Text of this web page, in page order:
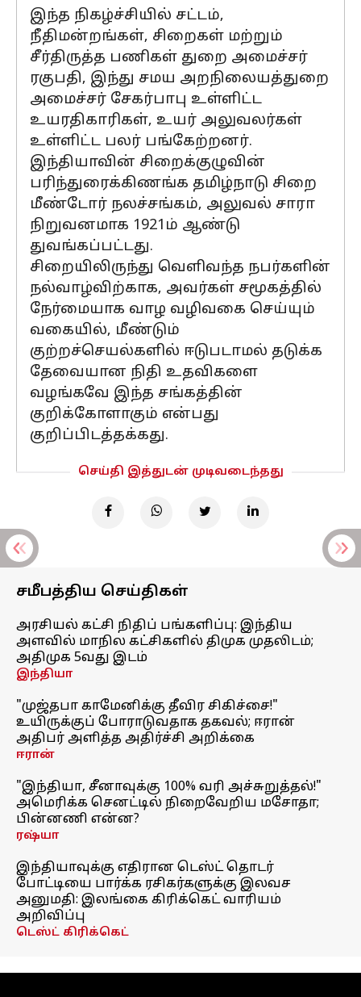
இந்த நிகழ்ச்சியில் சட்டம்,
நீதிமன்றங்கள், சிறைகள் மற்றும்
சீர்திருத்த பணிகள் துறை அமைச்சர்
ரகுபதி, இந்து சமய அறநிலையத்துறை
அமைச்சர் சேகர்பாபு உள்ளிட்ட
உயரதிகாரிகள், உயர் அலுவலர்கள்
உள்ளிட்ட பலர் பங்கேற்றனர்.
இந்தியாவின் சிறைக்குழுவின்
பரிந்துரைக்கிணங்க தமிழ்நாடு சிறை
மீண்டோர் நலச்சங்கம், அலுவல் சாரா
நிறுவனமாக 1921ம் ஆண்டு
துவங்கப்பட்டது.
சிறையிலிருந்து வெளிவந்த நபர்களின்
நல்வாழ்விற்காக, அவர்கள் சமூகத்தில்
நேர்மையாக வாழ வழிவகை செய்யும்
வகையில், மீண்டும்
குற்றச்செயல்களில் ஈடுபடாமல் தடுக்க
தேவையான நிதி உதவிகளை
வழங்கவே இந்த சங்கத்தின்
குறிக்கோளாகும் என்பது
குறிப்பிடத்தக்கது.
செய்தி இத்துடன் முடிவடைந்தது
சமீபத்திய செய்திகள்
அரசியல் கட்சி நிதிப் பங்களிப்பு: இந்திய
அளவில் மாநில கட்சிகளில் திமுக முதலிடம்;
அதிமுக 5வது இடம்
இந்தியா
"முஜ்தபா காமேனிக்கு தீவிர சிகிச்சை!"
உயிருக்குப் போராடுவதாக தகவல்; ஈரான்
அதிபர் அளித்த அதிர்ச்சி அறிக்கை
ஈரான்
"இந்தியா, சீனாவுக்கு 100% வரி அச்சுறுத்தல்!"
அமெரிக்க செனட்டில் நிறைவேறிய மசோதா;
பின்னணி என்ன?
ரஷ்யா
இந்தியாவுக்கு எதிரான டெஸ்ட் தொடர்
போட்டியை பார்க்க ரசிகர்களுக்கு இலவச
அனுமதி: இலங்கை கிரிக்கெட் வாரியம்
அறிவிப்பு
டெஸ்ட் கிரிக்கெட்